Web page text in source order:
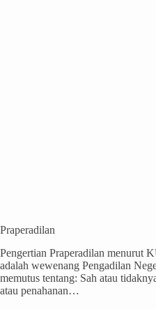
Praperadilan
Pengertian Praperadilan menurut
adalah wewenang Pengadilan
memutus tentang: Sah atau
atau penahanan…